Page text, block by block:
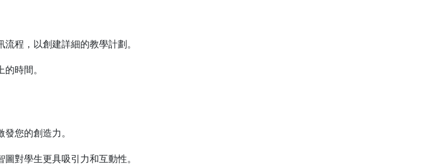
程，以創建詳細的教學計劃。
時間。
您的創造力。
對學生更具吸引力和互動性。